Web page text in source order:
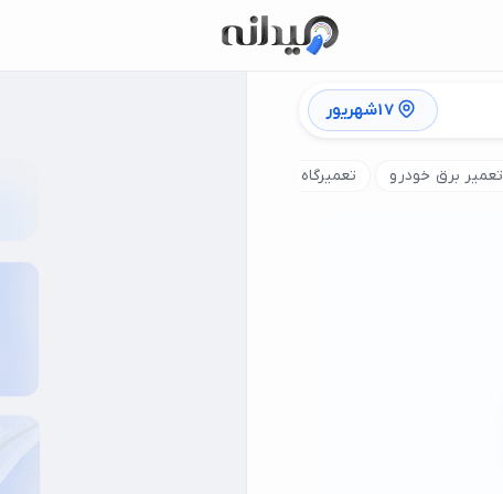
17شهریور
تعمیر برق خودرو تعمیرگاه بنز